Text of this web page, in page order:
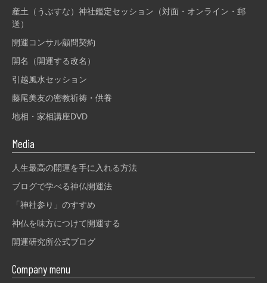
産土（うぶすな）神社鑑定セッション（対面・オンライン・郵
送）
開運コンサル顧問契約
開名（開運する改名）
引越風水セッション
藤尾美友の密教祈祷・供養
地相・家相講座DVD
Media
人生最高の開運を手に入れる方法
ブログで学べる神仏開運法
「神社参り」のすすめ
神仏を味方につけて開運する
開運研究所公式ブログ
Company menu